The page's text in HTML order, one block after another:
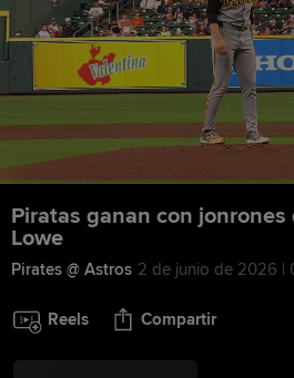
Piratas ganan con jonrones
Lowe
Pirates @ Astros 2 de junio de 2026 |
Reels Compartir